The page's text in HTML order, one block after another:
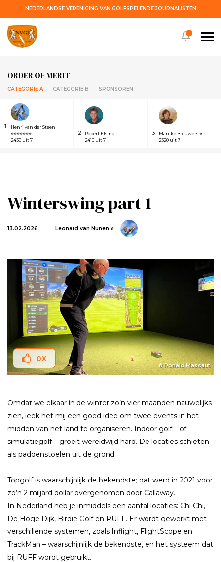
NEDERLANDSE VERENIGING VAN GOLFSPELENDE JOURNALISTEN
ORDER OF MERIT
CATEGORIE A CATEGORIE B SPONSOREN
1
Henri van der Steen
⭐⭐⭐⭐⭐⭐⭐
2430 uit 7
2
Robert Elsing
2410 uit 7
3
Marijke Brouwers ⭐
2320 uit 7
!
Winterswing part 1
13.02.2026 Leonard van Nunen ⭐
© Ronald Massaut
0X
Omdat we elkaar in de winter zo’n vier maanden nauwelijks
zien, leek het mij een goed idee om twee events in het
midden van het land te organiseren. Indoor golf – of
simulatiegolf – groeit wereldwijd hard. De locaties schieten
als paddenstoelen uit de grond.
Topgolf is waarschijnlijk de bekendste; dat werd in 2021 voor
zo’n 2 miljard dollar overgenomen door Callaway.
In Nederland heb je inmiddels een aantal locaties: Chi Chi,
De Hoge Dijk, Birdie Golf en RUFF. Er wordt gewerkt met
verschillende systemen, zoals Inflight, FlightScope en
TrackMan – waarschijnlijk de bekendste, en het systeem dat
bij RUFF wordt gebruikt.